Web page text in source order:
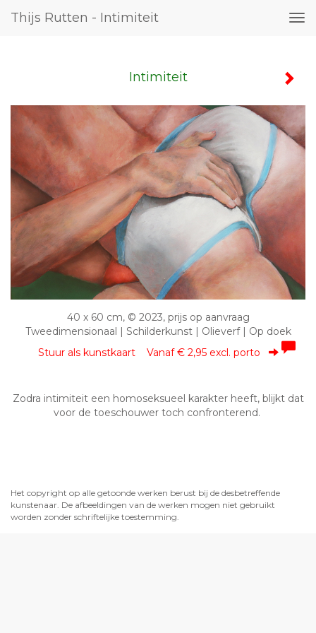
Thijs Rutten - Intimiteit
Intimiteit
40 x 60 cm, © 2023, prijs op aanvraag
Tweedimensionaal | Schilderkunst | Olieverf | Op doek
Stuur als kunstkaart Vanaf € 2,95 excl. porto
Zodra intimiteit een homoseksueel karakter heeft, blijkt dat
voor de toeschouwer toch confronterend.
Het copyright op alle getoonde werken berust bij de desbetreffende
kunstenaar. De afbeeldingen van de werken mogen niet gebruikt
worden zonder schriftelijke toestemming.